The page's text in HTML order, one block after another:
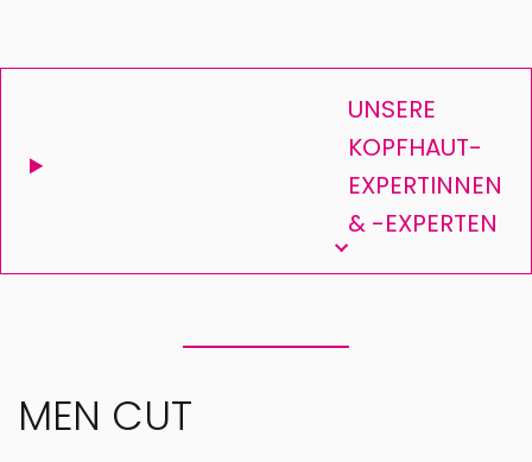
UNSERE
KOPFHAUT-
EXPERTINNEN
& -EXPERTEN
MEN CUT